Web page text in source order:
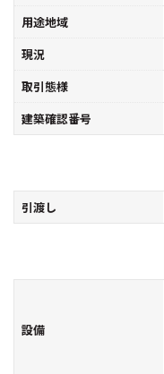
用途地域
現況
取引態様
建築確認番号
引渡し
設備